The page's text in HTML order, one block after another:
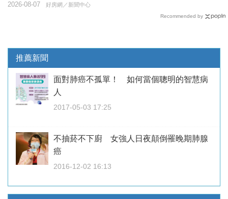
好房網／新聞中心
2026-08-07
Recommended by
推薦新聞
面對肺癌不孤單！ 如何當個聰明的智慧病
人
2017-05-03 17:25
不抽菸不下廚 女強人日夜顛倒罹晚期肺腺
癌
2016-12-02 16:13